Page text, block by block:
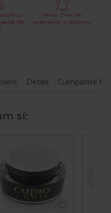
La
399
Peste 29 ani de
experienta in domeniu
Detalii Cumparate
si: